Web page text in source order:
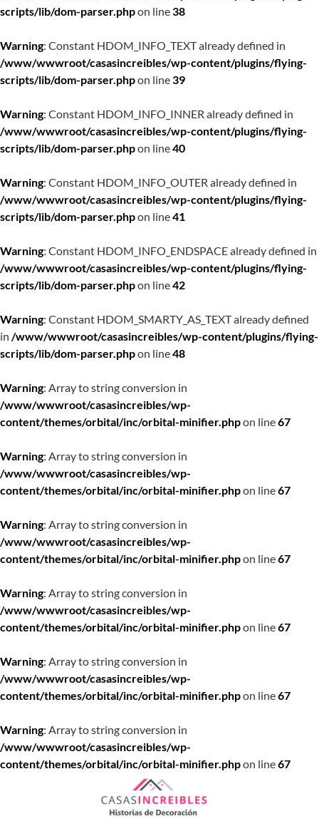
scripts/lib/dom-parser.phpon line38
Warning: Constant HDOM_INFO_TEXT already defined in
/www/wwwroot/casasincreibles/wp-content/plugins/flying-
scripts/lib/dom-parser.phpon line39
Warning: Constant HDOM_INFO_INNER already defined in
/www/wwwroot/casasincreibles/wp-content/plugins/flying-
scripts/lib/dom-parser.phpon line40
Warning: Constant HDOM_INFO_OUTER already defined in
/www/wwwroot/casasincreibles/wp-content/plugins/flying-
scripts/lib/dom-parser.phpon line41
Warning: Constant HDOM_INFO_ENDSPACE already defined in
/www/wwwroot/casasincreibles/wp-content/plugins/flying-
scripts/lib/dom-parser.phpon line42
Warning: Constant HDOM_SMARTY_AS_TEXT already defined
in /www/wwwroot/casasincreibles/wp-content/plugins/flying-
scripts/lib/dom-parser.phpon line48
Warning: Array to string conversion in
/www/wwwroot/casasincreibles/wp-
content/themes/orbital/inc/orbital-minifier.phpon line67
Warning: Array to string conversion in
/www/wwwroot/casasincreibles/wp-
content/themes/orbital/inc/orbital-minifier.phpon line67
Warning: Array to string conversion in
/www/wwwroot/casasincreibles/wp-
content/themes/orbital/inc/orbital-minifier.phpon line67
Warning: Array to string conversion in
/www/wwwroot/casasincreibles/wp-
content/themes/orbital/inc/orbital-minifier.phpon line67
Warning: Array to string conversion in
/www/wwwroot/casasincreibles/wp-
content/themes/orbital/inc/orbital-minifier.phpon line67
Warning: Array to string conversion in
/www/wwwroot/casasincreibles/wp-
content/themes/orbital/inc/orbital-minifier.phpon line67